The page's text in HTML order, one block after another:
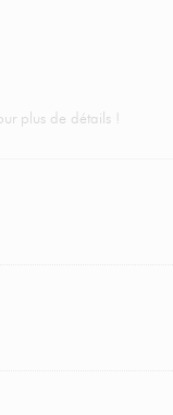
plus de détails !